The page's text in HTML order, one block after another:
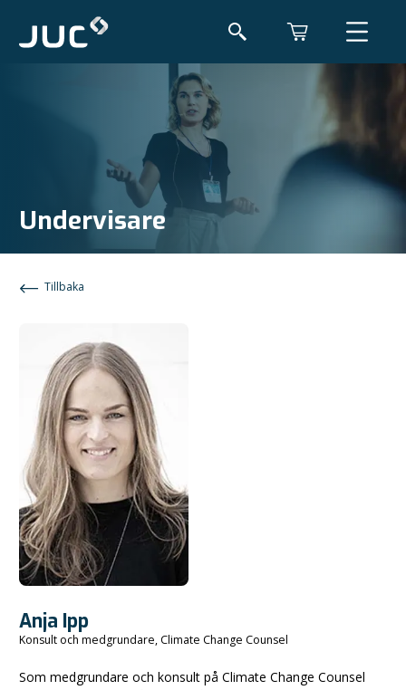
Undervisare
Tillbaka
Anja Ipp
Konsult och medgrundare, Climate Change Counsel
Som medgrundare och konsult på Climate Change Counsel